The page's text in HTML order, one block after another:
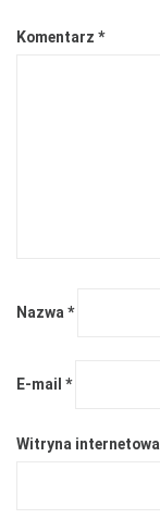
Komentarz *
Nazwa *
E-mail *
Witryna internetowa